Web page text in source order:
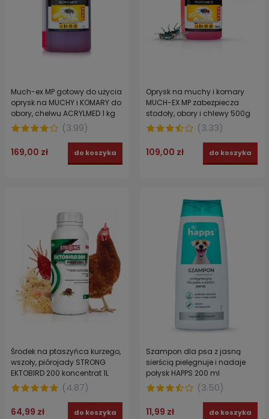
Much-ex MP gotowy do użycia
oprysk na MUCHY i KOMARY do
obory, chelwu ACRYLMED 1 kg
(3.99)
169,00 zł do koszyka
Oprysk na muchy i komary
MUCH-EX MP zabezpiecza
stodoły, obory i chlewy 500g
(3.33)
109,00 zł do koszyka
Środek na ptaszyńca kurzego,
wszoły, piórojady STRONG
EKTOBIRD 200 koncentrat 1L
(4.87)
64,99 zł do koszyka
Szampon dla psa z jasną
sierścią pielęgnuje i nadaje
połysk HAPPS 200 ml
(3.50)
11,99 zł do koszyka